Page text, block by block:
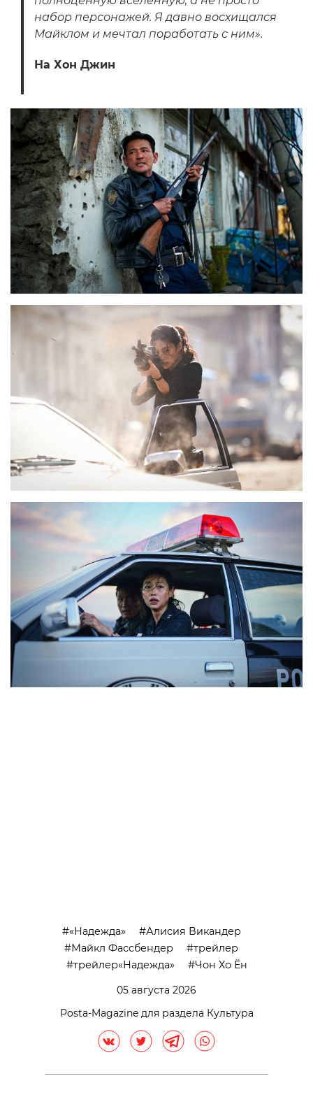
набор персонажей. Я давно восхищался
Майклом и мечтал поработать с ним».
На Хон Джин
«Надежда»
Алисия Викандер
Майкл Фассбендер
трейлер
трейлер«Надежда»
Чон Хо Ён
05 августа 2026
Posta-Magazine для раздела Культура